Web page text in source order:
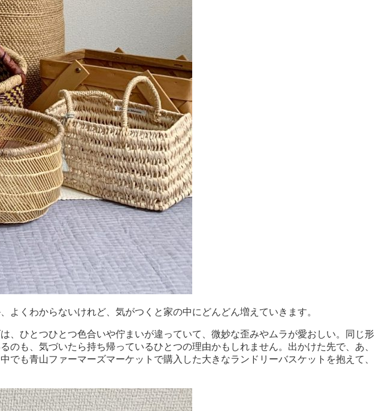
くわからないけれど、気がつくと家の中にどんどん増えていきます。
ひとつひとつ色合いや佇まいが違っていて、微妙な歪みやムラが愛おしい。同じ形
も、気づいたら持ち帰っているひとつの理由かもしれません。出かけた先で、あ、
も青山ファーマーズマーケットで購入した大きなランドリーバスケットを抱えて、